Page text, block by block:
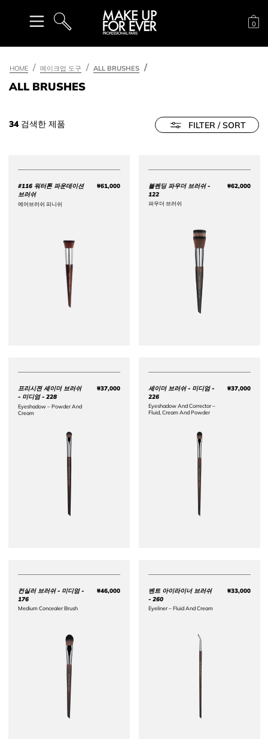
검색
장
0
HOME 메이크업 도구 ALL BRUSHES
ALL BRUSHES
34검색한 제품 FILTER / SORT
#116 워터톤 파운데이션
브러쉬
에어브러쉬 피니쉬
₩61,000Price ₩61,000블렌딩 파우더 브러쉬 -
122
파우더 브러쉬
₩62,000Price
프리시젼 셰이더 브러쉬
- 미디엄 - 228
Eyeshadow – Powder And
Cream​
₩37,000Price ₩37,000셰이더 브러쉬 - 미디엄 -
226
Eyeshadow And Corrector –
Fluid, Cream And Powder​
₩37,000Price
컨실러 브러쉬 - 미디엄 -
176
Medium Concealer Brush
₩46,000Price ₩46,000벤트 아이라이너 브러쉬
- 260
Eyeliner – Fluid And Cream​
₩33,000Price